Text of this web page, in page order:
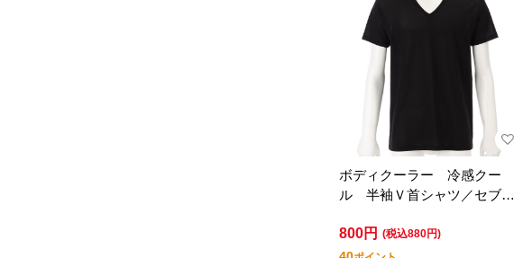
ボディクーラー 冷感クー
ル 半袖Ｖ首シャツ／セブン
800円 (税込880円)